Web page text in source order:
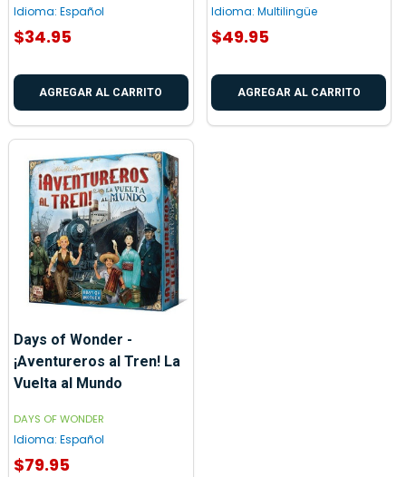
Idioma: Español
$34.95
AGREGAR AL CARRITO
Idioma: Multilingüe
$49.95
AGREGAR AL CARRITO
Days of Wonder -
¡Aventureros al Tren! La
Vuelta al Mundo
DAYS OF WONDER
Idioma: Español
$79.95